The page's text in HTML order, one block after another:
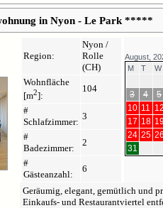
in Nyon - Le Park *****
Region:
Nyon /
Rolle
(CH)
Wohnfläche
[m2]:
104
#
Schlafzimmer:
3
#
Badezimmer:
2
#
Gästeanzahl:
6
August,
M
T W
3
4 5
10 11 12
17 18
24 25 26
31
Geräumig, elegant, gemütlich und
Einkaufs- und Restaurantviertel